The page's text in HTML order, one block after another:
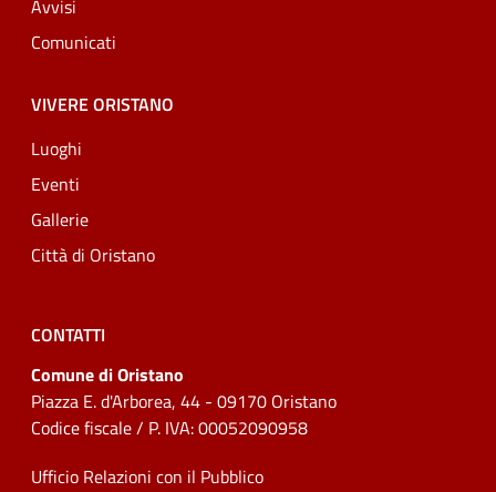
Avvisi
Comunicati
VIVERE ORISTANO
Luoghi
Eventi
Gallerie
Città di Oristano
CONTATTI
Comune di Oristano
Piazza E. d'Arborea, 44 - 09170 Oristano
Codice fiscale / P. IVA: 00052090958
Ufficio Relazioni con il Pubblico